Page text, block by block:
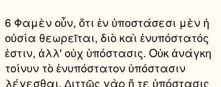
6 Φαμὲν οὖν, ὅτι ἐν ὑποστάσεσι μὲν ἡ
οὐσία θεωρεῖται, διὸ καὶ ἐνυπόστατός
ἐστιν, ἀλλ' οὐχ ὑπόστασις. Οὐκ ἀνάγκη
τοίνυν τὸ ἐνυπόστατον ὑπόστασιν
λέγεσθαι. ∆ιττῶς γὰρ ἥ τε ὑπόστασις